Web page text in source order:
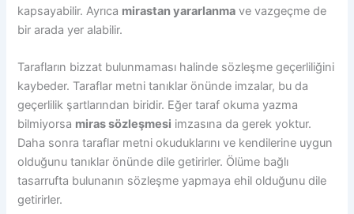
kapsayabilir. Ayrıca mirastan yararlanma ve vazgeçme de
bir arada yer alabilir.
Tarafların bizzat bulunmaması halinde sözleşme geçerliliğini
kaybeder. Taraflar metni tanıklar önünde imzalar, bu da
geçerlilik şartlarından biridir. Eğer taraf okuma yazma
bilmiyorsa miras sözleşmesi imzasına da gerek yoktur.
Daha sonra taraflar metni okuduklarını ve kendilerine uygun
olduğunu tanıklar önünde dile getirirler. Ölüme bağlı
tasarrufta bulunanın sözleşme yapmaya ehil olduğunu dile
getirirler.